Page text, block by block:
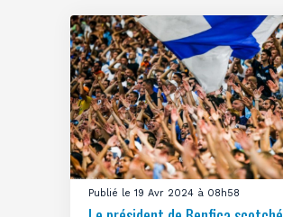
Publié le 19 Avr 2024 à 08h58